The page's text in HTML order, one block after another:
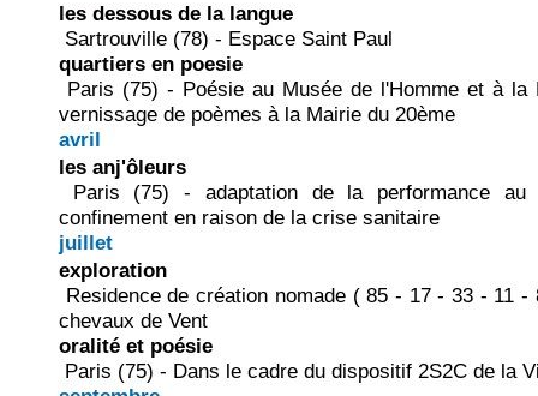
les dessous de la langue
Sartrouville (78) - Espace Saint Paul
quartiers en poesie
Paris (75) - Poésie au Musée de l'Homme et à la
vernissage de poèmes à la Mairie du 20ème
avril
les anj'ôleurs
Paris (75) - adaptation de la performance au
confinement en raison de la crise sanitaire
juillet
exploration
Residence de création nomade ( 85 - 17 - 33 - 11
chevaux de Vent
oralité et poésie
Paris (75) - Dans le cadre du dispositif 2S2C de la